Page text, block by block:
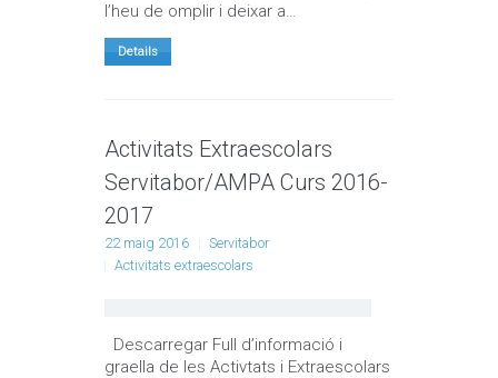
l’heu de omplir i deixar a…
Details
Activitats Extraescolars
Servitabor/AMPA Curs 2016-
2017
22 maig 2016
Servitabor
Activitats extraescolars
Descarregar Full d’informació i
graella de les Activtats i Extraescolars